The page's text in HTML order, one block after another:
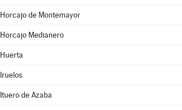
Horcajo de Montemayor
Horcajo Medianero
Huerta
Iruelos
Ituero de Azaba